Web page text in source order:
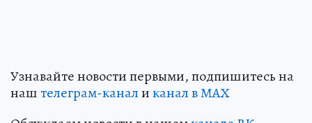
Узнавайте новости первыми, подпишитесь на
наштелеграм-каналиканал в МАХ